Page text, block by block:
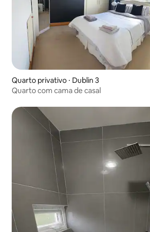
Quarto privativo ⋅ Dublin 3
Quarto com cama de casal